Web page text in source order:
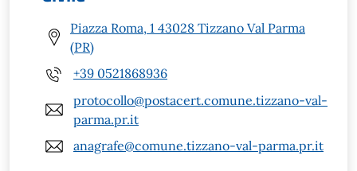
Piazza Roma, 1 43028 Tizzano Val Parma
(PR)
+39 0521868936
protocollo@postacert.comune.tizzano-val-
parma.pr.it
anagrafe@comune.tizzano-val-parma.pr.it